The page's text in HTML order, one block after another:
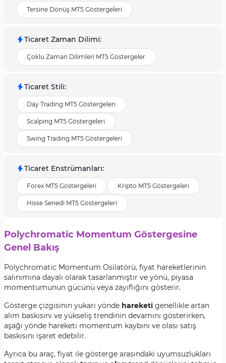
Tersine Dönüş MT5 Göstergeleri
Ticaret Zaman Dilimi:
Çoklu Zaman Dilimleri MT5 Göstergeler
Ticaret Stili:
Day Trading MT5 Göstergeleri
Scalping MT5 Göstergeleri
Swing Trading MT5 Göstergeleri
Ticaret Enstrümanları:
Forex MT5 Göstergeleri Kripto MT5 Göstergeleri
Hisse Senedi MT5 Göstergeleri
Polychromatic Momentum Göstergesine
Genel Bakış
Polychromatic Momentum Osilatörü, fiyat hareketlerinin
salınımına dayalı olarak tasarlanmıştır ve yönü, piyasa
momentumunun gücünü veya zayıflığını gösterir.
Gösterge çizgisinin yukarı yönde hareketi genellikle artan
alım baskısını ve yükseliş trendinin devamını gösterirken,
aşağı yönde hareketi momentum kaybını ve olası satış
baskısını işaret edebilir.
Ayrıca bu araç, fiyat ile gösterge arasındaki uyumsuzlukları